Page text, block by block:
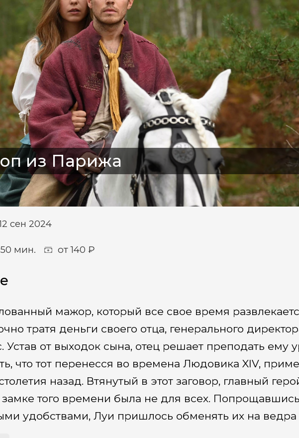
из Парижа
сен 2024
50 мин. от 140 ₽
мажор, который все свое время
тратя деньги своего отца, генерального
Устав от выходок сына, отец решает преподать ему
что тот перенесся во времена Людовика XIV,
назад. Втянутый в этот заговор, главный
замке того времени была не для всех.
удобствами, Луи пришлось обменять их на ведра